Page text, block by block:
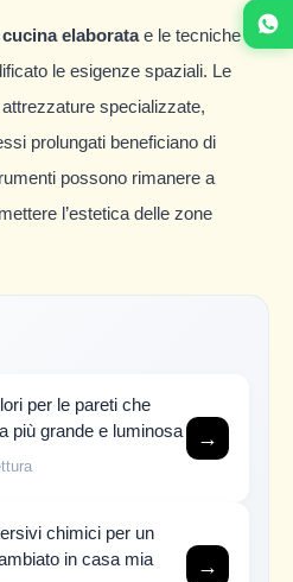
cucina elaboratae le tecniche
le esigenze spaziali. Le
specializzate,
prolungati beneficiano di
possono rimanere a
l’estetica delle zone
per le pareti che
più grande e luminosa
→
chimici per un
in casa mia
→